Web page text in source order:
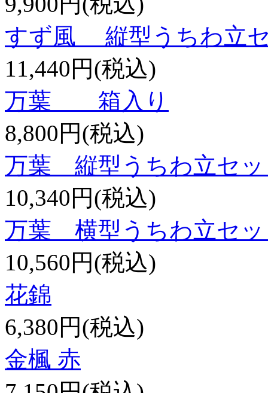
すず風 縦型うちわ立
11,440円(税込)
万葉 箱入り
8,800円(税込)
万葉 縦型うちわ立セ
10,340円(税込)
万葉 横型うちわ立セ
10,560円(税込)
花錦
6,380円(税込)
金楓 赤